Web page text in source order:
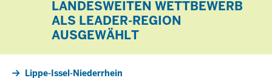
LANDESWEITEN WETTBEWERB
ALS LEADER-REGION
AUSGEWÄHLT
Lippe-Issel-Niederrhein